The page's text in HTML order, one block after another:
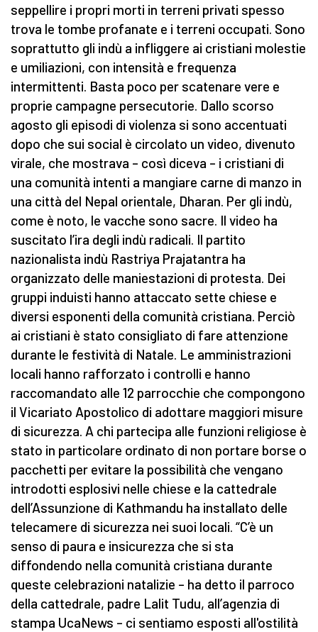
seppellire i propri morti in terreni privati spesso
trova le tombe profanate e i terreni occupati. Sono
soprattutto gli indù a infliggere ai cristiani molestie
e umiliazioni, con intensità e frequenza
intermittenti. Basta poco per scatenare vere e
proprie campagne persecutorie. Dallo scorso
agosto gli episodi di violenza si sono accentuati
dopo che sui social è circolato un video, divenuto
virale, che mostrava – così diceva – i cristiani di
una comunità intenti a mangiare carne di manzo in
una città del Nepal orientale, Dharan. Per gli indù,
come è noto, le vacche sono sacre. Il video ha
suscitato l’ira degli indù radicali. Il partito
nazionalista indù Rastriya Prajatantra ha
organizzato delle maniestazioni di protesta. Dei
gruppi induisti hanno attaccato sette chiese e
diversi esponenti della comunità cristiana. Perciò
ai cristiani è stato consigliato di fare attenzione
durante le festività di Natale. Le amministrazioni
locali hanno rafforzato i controlli e hanno
raccomandato alle 12 parrocchie che compongono
il Vicariato Apostolico di adottare maggiori misure
di sicurezza. A chi partecipa alle funzioni religiose è
stato in particolare ordinato di non portare borse o
pacchetti per evitare la possibilità che vengano
introdotti esplosivi nelle chiese e la cattedrale
dell’Assunzione di Kathmandu ha installato delle
telecamere di sicurezza nei suoi locali. “C’è un
senso di paura e insicurezza che si sta
diffondendo nella comunità cristiana durante
queste celebrazioni natalizie – ha detto il parroco
della cattedrale, padre Lalit Tudu, all’agenzia di
stampa UcaNews – ci sentiamo esposti all'ostilità